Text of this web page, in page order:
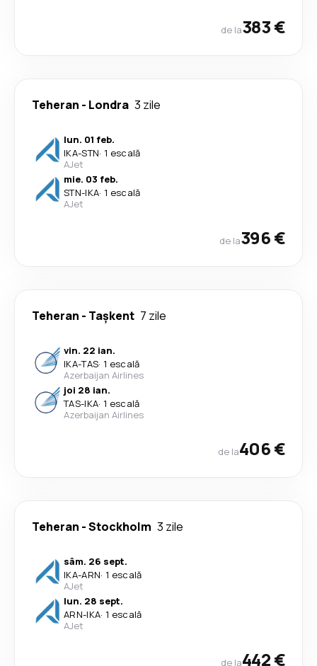
de la383 €
Teheran - Londra 3 zile
lun. 01 feb.
IKA-STN· 1 escală
AJet
mie. 03 feb.
STN-IKA· 1 escală
AJet
de la396 €
Teheran - Tașkent 7 zile
vin. 22 ian.
IKA-TAS· 1 escală
Azerbaijan Airlines
joi 28 ian.
TAS-IKA· 1 escală
Azerbaijan Airlines
de la406 €
Teheran -Stockholm 3 zile
sâm. 26 sept.
IKA-ARN· 1 escală
AJet
lun. 28 sept.
ARN-IKA· 1 escală
AJet
de la442 €